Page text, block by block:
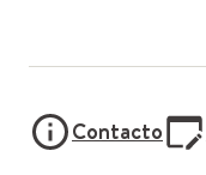
Contacto